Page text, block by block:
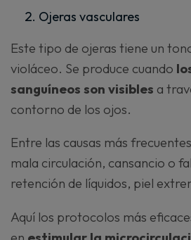
Ojeras vasculares
Este tipo de ojeras tiene un
violáceo. Se produce cuando
sanguíneos son visibles a
contorno de los ojos.
Entre las causas más
mala circulación, cansancio o
retención de líquidos, piel
Aquí los protocolos más